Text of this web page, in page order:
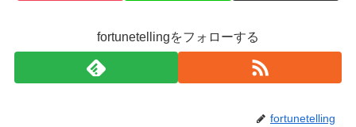
fortunetellingをフォローする
fortunetelling